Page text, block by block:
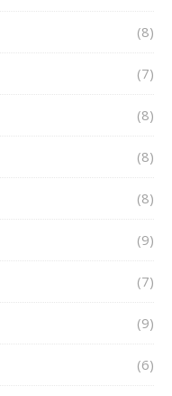
(8)
(7)
(8)
(8)
(8)
(9)
(7)
(9)
(6)